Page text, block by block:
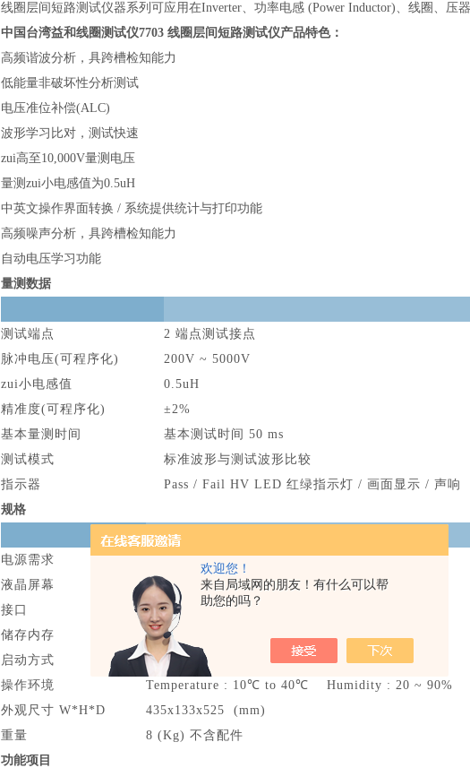
欢迎您！
来自局域网的朋友！有什么可以帮
助您的吗？
线圈层间短路测试仪器系列可应用在Inverter、功率电感 (Power Inductor)、线圈、压
中国台湾益和线圈测试仪7703 线圈层间短路测试仪产品特色：
高频谐波分析，具跨槽检知能力
低能量非破坏性分析测试
电压准位补偿(ALC)
波形学习比对，测试快速
zui高至10,000V量测电压
量测zui小电感值为0.5uH
中英文操作界面转换 / 系统提供统计与打印功能
高频噪声分析，具跨槽检知能力
自动电压学习功能
量测数据
测试端点
2 端点测试接点
脉冲电压(可程序化)
200V ~ 5000V
zui小电感值
0.5uH
精准度(可程序化)
±2%
基本量测时间
基本测试时间 50 ms
测试模式
标准波形与测试波形比较
指示器
Pass / Fail HV LED 红绿指示灯 / 画面显示 / 声响
规格
电源需求
98 ~ 132Vac or 192 ~ 264Vac
液晶屏幕
320*240 分辨率图形液晶显示
接口
RS-232, Print Port, Remote Control
储存内存
可重复储存 200 组
启动方式
手动，外部
操作环境
Temperature : 10℃ to 40℃ Humidity : 20 ~ 90%
外观尺寸 W*H*D
435x133x525 (mm)
重量
8 (Kg) 不含配件
功能项目